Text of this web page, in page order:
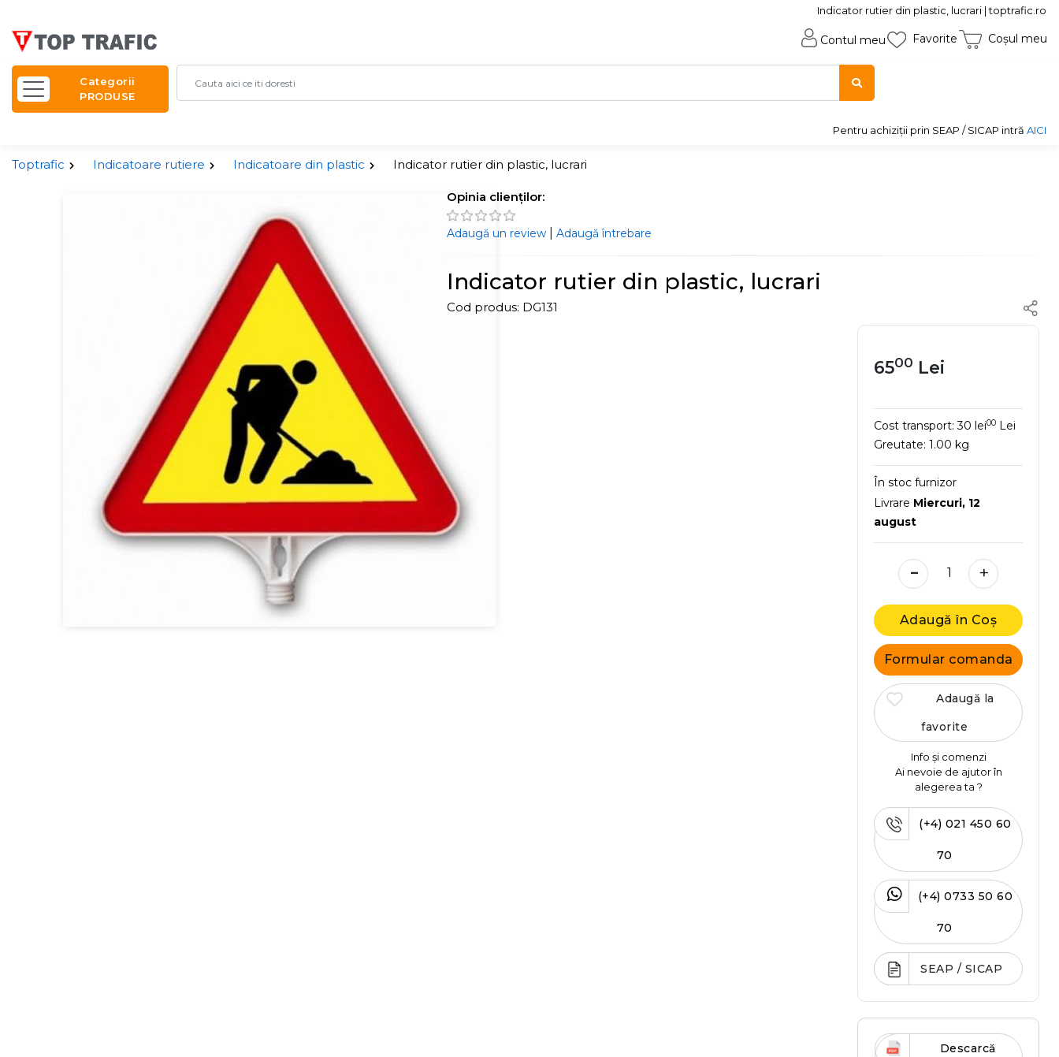
Indicator rutier din plastic, lucrari | toptrafic.ro
Contul meu Favorite Coșul meu
Categorii
PRODUSE
Pentru achiziții prin SEAP / SICAP intră AICI
Toptrafic Indicatoare rutiere Indicatoare din plastic Indicator rutier din plastic, lucrari
Opinia clienților:
Adaugă un review |Adaugă întrebare
Indicator rutier din plastic, lucrari
Cod produs: DG131
6500 Lei
Cost transport:30 lei00 Lei
Greutate:1.00 kg
În stoc furnizor
Livrare Miercuri, 12
august
- +
Adaugă în Coș
Formular comanda
Adaugă la
favorite
Info și comenzi
Ai nevoie de ajutor în
alegerea ta ?
(+4) 021 450 60
70
(+4) 0733 50 60
70
SEAP / SICAP
Descarcă